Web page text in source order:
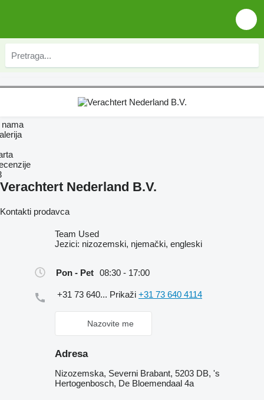
Verachtert Nederland B.V.
Kontakti prodavca
Team Used
Jezici: nizozemski, njemački, engleski
Pon - Pet 08:30 - 17:00
+31 73 640... Prikaži +31 73 640 4114
Nazovite me
Adresa
Nizozemska, Severni Brabant, 5203 DB, 's
Hertogenbosch, De Bloemendaal 4a